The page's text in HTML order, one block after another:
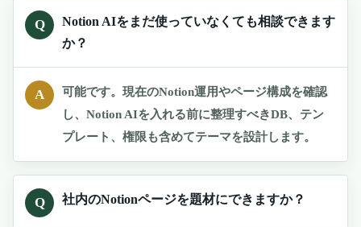
Q
Notion AIをまだ使っていなくても相談できます
か？
A
可能です。現在のNotion運用やページ構成を確認
し、Notion AIを入れる前に整理すべきDB、テン
プレート、権限も含めてテーマを設計します。
Q 社内のNotionページを題材にできますか？